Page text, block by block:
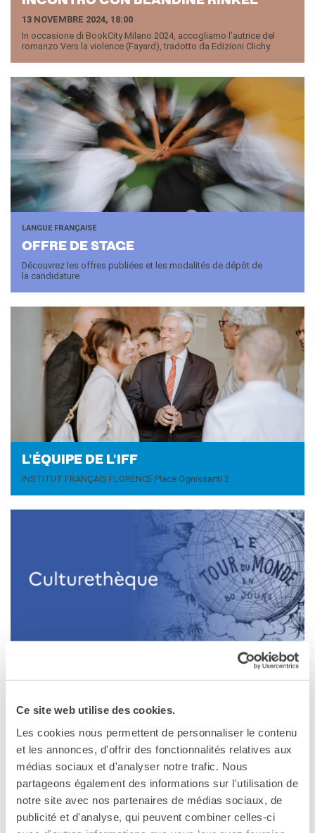
Ce site web utilise des cookies.
Les cookies nous permettent de personnaliser le contenu
et les annonces, d'offrir des fonctionnalités relatives aux
médias sociaux et d'analyser notre trafic. Nous
partageons également des informations sur l'utilisation de
notre site avec nos partenaires de médias sociaux, de
publicité et d'analyse, qui peuvent combiner celles-ci
13 NOVEMBRE 2024, 18:00
In occasione di BookCity Milano 2024, accogliamo l'autrice del
romanzo Vers la violence (Fayard), tradotto da Edizioni Clichy.
LANGUE FRANÇAISE
OFFRE DE STAGE
Découvrez les offres publiées et les modalités de dépôt de
la candidature
L'ÉQUIPE DE L'IFF
INSTITUT FRANÇAIS FLORENCE Place Ognissanti 2
CULTU­RE­THÈQUE - VOTRE MÉ­DIA­
Culturethèque est la médiathèque numérique de l'Institut français.